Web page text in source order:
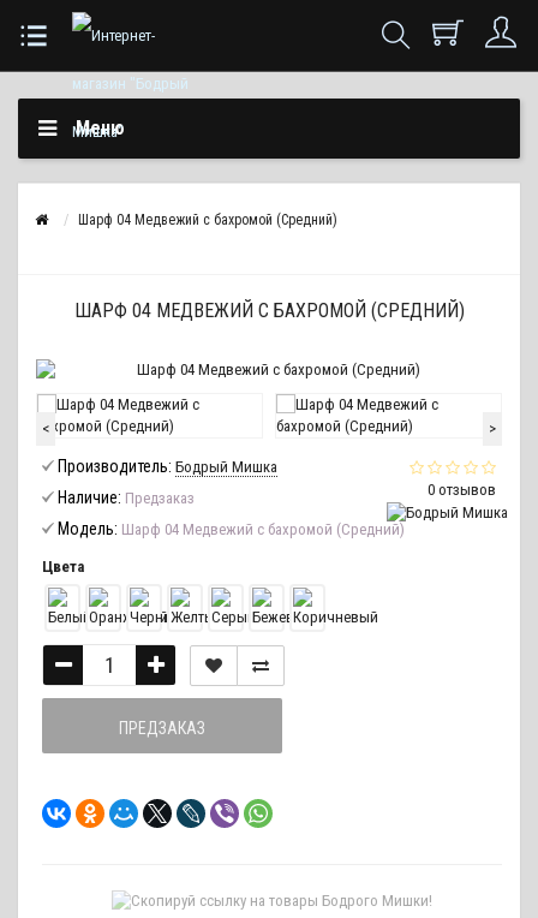
Меню
Шарф 04 Медвежий с бахромой (Средний)
ШАРФ 04 МЕДВЕЖИЙ С БАХРОМОЙ (СРЕДНИЙ)
< >
0 отзывов
Производитель: Бодрый Мишка
Наличие: Предзаказ
Модель: Шарф 04 Медвежий с бахромой (Средний)
Цвета
ПРЕДЗАКАЗ